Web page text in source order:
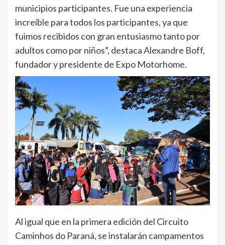
municipios participantes. Fue una experiencia
increíble para todos los participantes, ya que
fuimos recibidos con gran entusiasmo tanto por
adultos como por niños”, destaca Alexandre Boff,
fundador y presidente de Expo Motorhome.
Al igual que en la primera edición del Circuito
Caminhos do Paraná, se instalarán campamentos